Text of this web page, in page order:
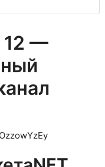
12 —